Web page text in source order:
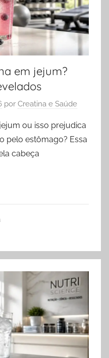
em jejum?
por Creatina e Saúde
ou isso prejudica
pelo estômago? Essa
cabeça